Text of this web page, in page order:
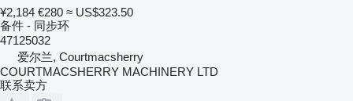
¥2,184 €280 ≈ US$323.50
备件 - 同步环
47125032
爱尔兰, Courtmacsherry
COURTMACSHERRY MACHINERY LTD
联系卖方